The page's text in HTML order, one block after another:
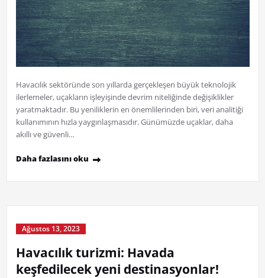
Havacılık sektöründe son yıllarda gerçekleşen büyük teknolojik
ilerlemeler, uçakların işleyişinde devrim niteliğinde değişiklikler
yaratmaktadır. Bu yeniliklerin en önemlilerinden biri, veri analitiği
kullanımının hızla yaygınlaşmasıdır. Günümüzde uçaklar, daha
akıllı ve güvenli…
Daha fazlasını oku
Ağustos 13, 2023
Havacılık turizmi: Havada
keşfedilecek yeni destinasyonlar!